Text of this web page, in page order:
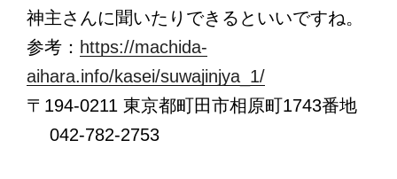
神主さんに聞いたりできるといいですね。
参考： https://machida-
aihara.info/kasei/suwajinjya_1/
〒194-0211 東京都町田市相原町1743番地
042-782-2753